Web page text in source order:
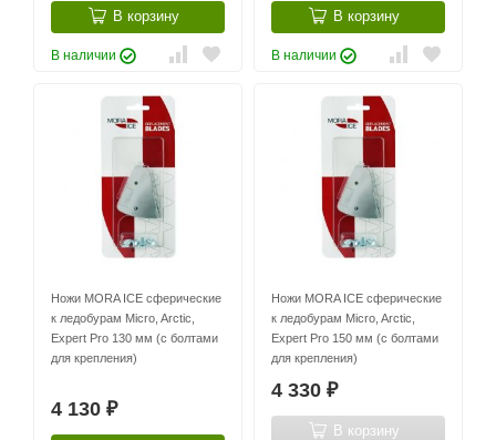
В корзину
В наличии
В корзину
В наличии
Ножи MORA ICE сферические
к ледобурам Micro, Arctic,
Expert Pro 130 мм (с болтами
для крепления)
4 130 ₽
Ножи MORA ICE сферические
к ледобурам Micro, Arctic,
Expert Pro 150 мм (с болтами
для крепления)
4 330 ₽
В корзину